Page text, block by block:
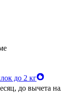
до 2 кг
до вычета